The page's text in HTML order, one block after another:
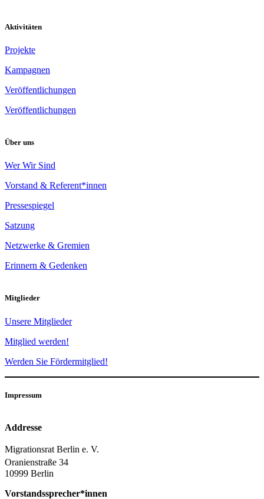
Aktivitäten
Projekte
Kampagnen
Veröffentlichungen
Veröffentlichungen
Über uns
Wer Wir Sind
Vorstand & Referent*innen
Pressespiegel
Satzung
Netzwerke & Gremien
Erinnern & Gedenken
Mitglieder
Unsere Mitglieder
Mitglied werden!
Werden Sie Fördermitglied!
Impressum
Addresse
Migrationsrat Berlin e. V.
Oranienstraße 34
10999 Berlin
Vorstandssprecher*innen